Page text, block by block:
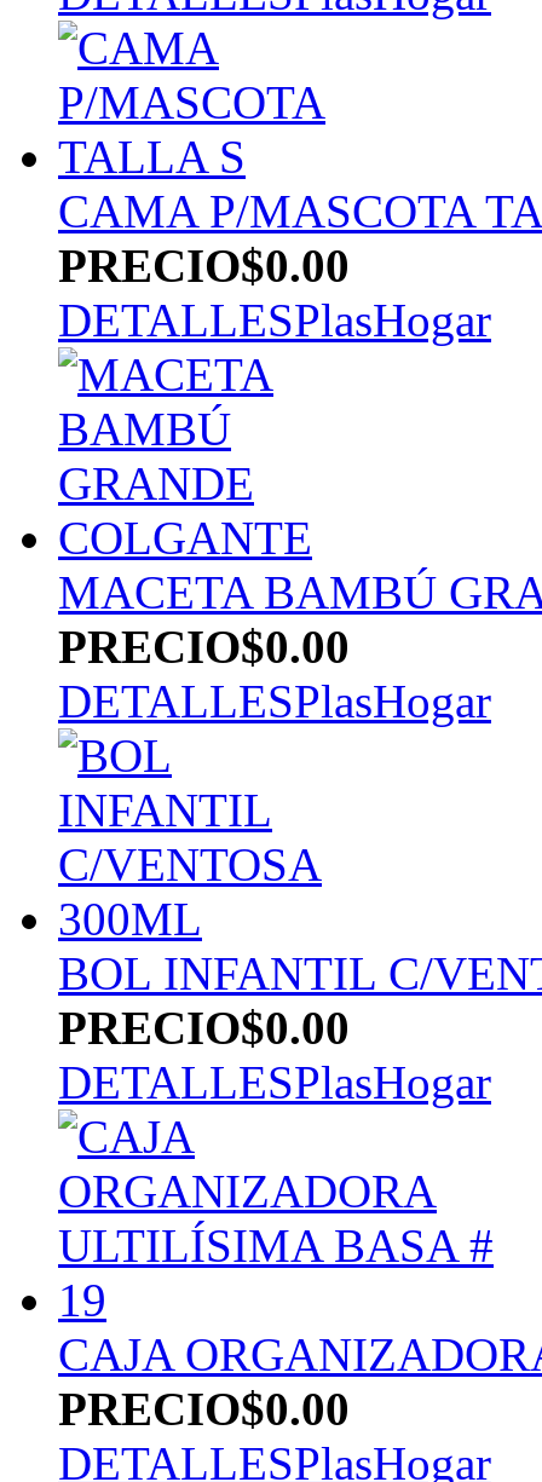
CAMA P/MASCOTA
PRECIO$0.00
DETALLESPlasHogar
MACETA BAMBÚ
PRECIO$0.00
DETALLESPlasHogar
BOL INFANTIL C/
PRECIO$0.00
DETALLESPlasHogar
CAJA
PRECIO$0.00
DETALLESPlasHogar